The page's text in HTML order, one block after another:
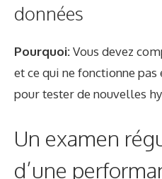
données
Pourquoi:Vous devez
et ce qui ne fonctionne
pour tester de nouvelles
Un examen
d’une